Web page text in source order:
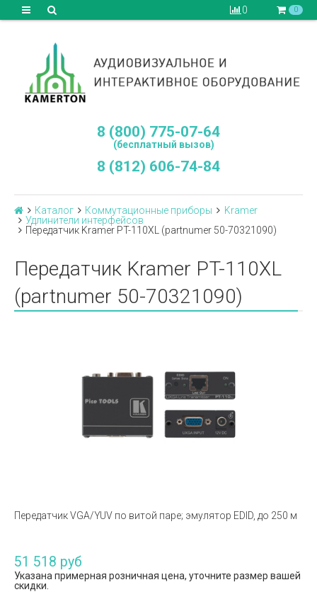
0 0
8 (800) 775-07-64
(бесплатный вызов)
8 (812) 606-74-84
Каталог Коммутационные приборы
Kramer
Удлинители интерфейсов
Передатчик Kramer PT-110XL (partnumer 50-70321090)
Передатчик Kramer PT-110XL
(partnumer 50-70321090)
Передатчик VGA/YUV по витой паре; эмулятор EDID, до 250 м
51 518 руб
Указана примерная розничная цена, уточните размер вашей
скидки.